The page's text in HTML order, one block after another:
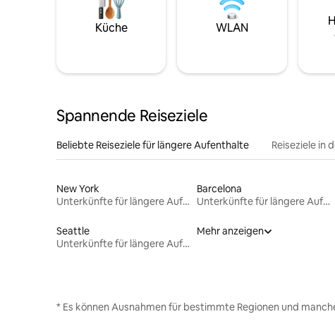
Küche WLAN
Spannende Reiseziele
Beliebte Reiseziele für längere Aufenthalte Reiseziele in
New York
Unterkünfte für längere Aufenthalte
Barcelona
Unterkünfte für längere Aufenthalte
Seattle
Unterkünfte für längere Aufenthalte
Mehr anzeigen
* Es können Ausnahmen für bestimmte Regionen und